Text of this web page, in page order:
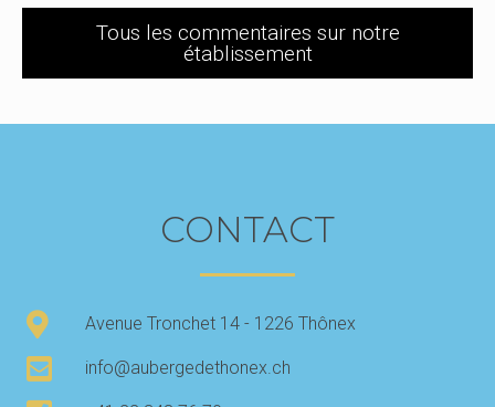
Tous les commentaires sur notre
établissement
CONTACT
Avenue Tronchet 14 - 1226 Thônex
info@aubergedethonex.ch